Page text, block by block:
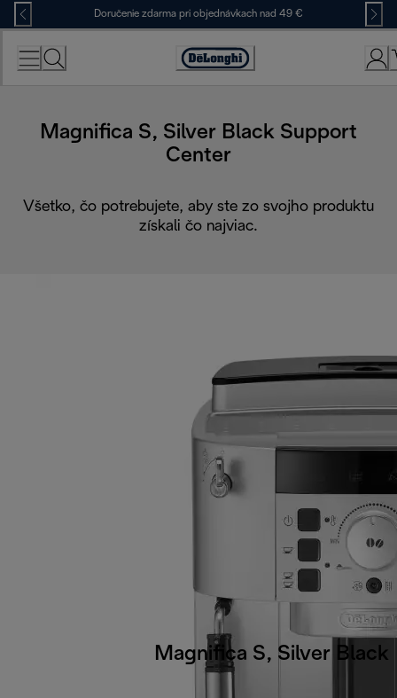
Skip
to
Content
Doručenie zdarma pri objednávkach nad 49 €
Accessibility
Magnifica S, Silver Black Support
Center
Všetko, čo potrebujete, aby ste zo svojho produktu
získali čo najviac.
Magnifica S, Silver Black